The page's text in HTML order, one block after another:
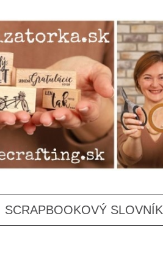
SKIP
SCRAPBOOKOVÝ SLOVNÍK